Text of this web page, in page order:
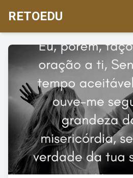
RETOEDU